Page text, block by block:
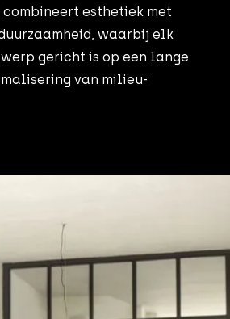
combineert esthetiek met
waarbij elk
gericht is op een lange
van milieu-